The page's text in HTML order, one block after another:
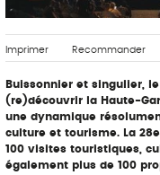
Imprimer Recommander
Buissonnier et singulier,
(re)découvrir la Haute-
une dynamique
culture et tourisme. La
100 visites touristiques,
également plus de 100